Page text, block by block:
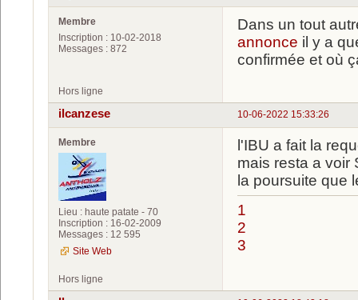
Membre
Inscription : 10-02-2018
Messages : 872
Dans un tout
annonce il y a
confirmée et où
Hors ligne
10-06-2022 15:33:26
ilcanzese
Membre
Lieu : haute patate - 70
Inscription : 16-02-2009
Messages : 12 595
Site Web
l'IBU a fait la
mais resta a voir
la poursuite que
1
2
3
Hors ligne